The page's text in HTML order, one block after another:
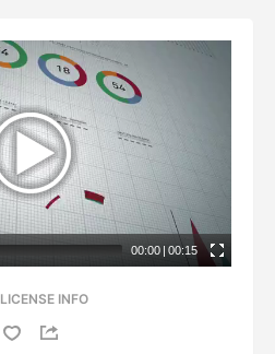
00:00 | 00:15
LICENSE INFO